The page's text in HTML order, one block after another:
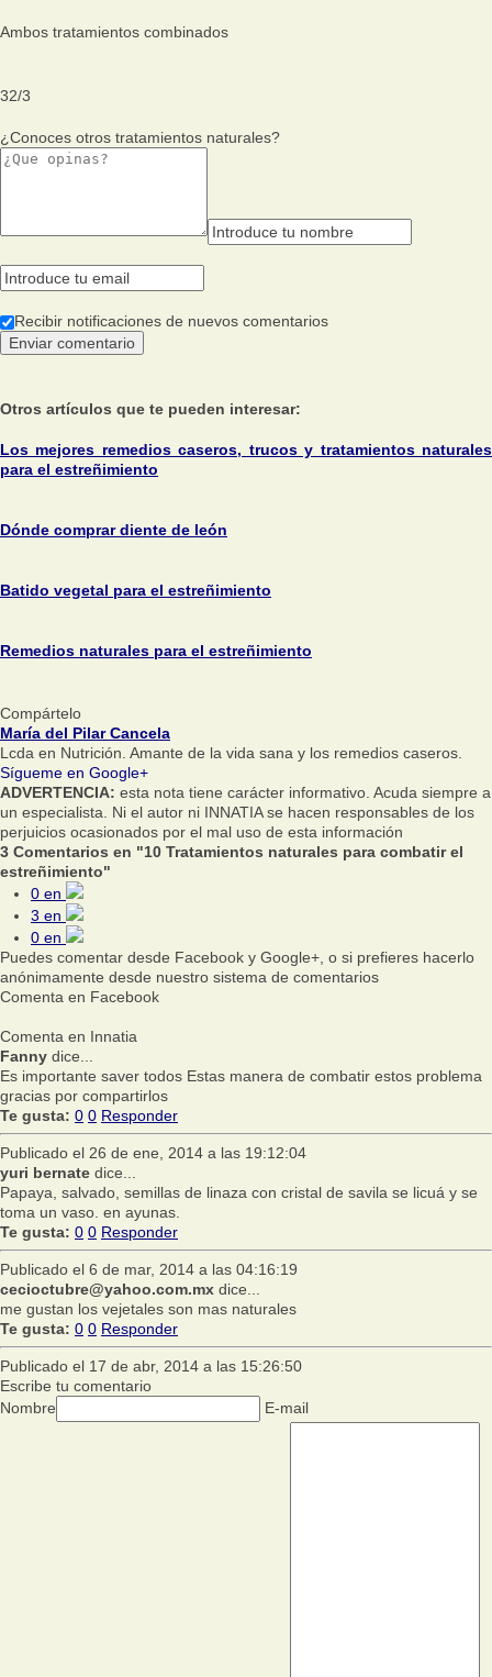
Ambos tratamientos combinados
32/3
¿Conoces otros tratamientos naturales?
Recibir notificaciones de nuevos comentarios
Otros artículos que te pueden interesar:
Los mejores remedios caseros, trucos y tratamientos naturales
para el estreñimiento
Dónde comprar diente de león
Batido vegetal para el estreñimiento
Remedios naturales para el estreñimiento
Compártelo
María del Pilar Cancela
Lcda en Nutrición. Amante de la vida sana y los remedios caseros.
Sígueme en Google+
ADVERTENCIA: esta nota tiene carácter informativo. Acuda siempre a
un especialista. Ni el autor ni INNATIA se hacen responsables de los
perjuicios ocasionados por el mal uso de esta información
3 Comentarios en "10 Tratamientos naturales para combatir el
estreñimiento"
0 en
3 en
0 en
Puedes comentar desde Facebook y Google+, o si prefieres hacerlo
anónimamente desde nuestro sistema de comentarios
Comenta en Facebook
Comenta en Innatia
Fanny dice...
Es importante saver todos Estas manera de combatir estos problema
gracias por compartirlos
Te gusta: 0 0 Responder
Publicado el 26 de ene, 2014 a las 19:12:04
yuri bernate dice...
Papaya, salvado, semillas de linaza con cristal de savila se licuá y se
toma un vaso. en ayunas.
Te gusta: 0 0 Responder
Publicado el 6 de mar, 2014 a las 04:16:19
cecioctubre@yahoo.com.mx dice...
me gustan los vejetales son mas naturales
Te gusta: 0 0 Responder
Publicado el 17 de abr, 2014 a las 15:26:50
Escribe tu comentario
Nombre
E-mail